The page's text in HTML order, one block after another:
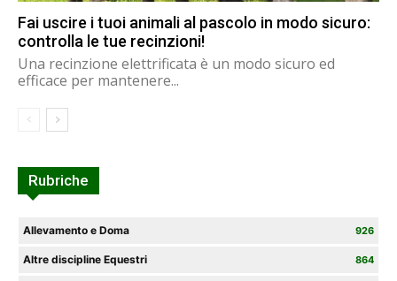
Fai uscire i tuoi animali al pascolo in modo sicuro:
controlla le tue recinzioni!
Una recinzione elettrificata è un modo sicuro ed
efficace per mantenere...
Rubriche
Allevamento e Doma 926
Altre discipline Equestri 864